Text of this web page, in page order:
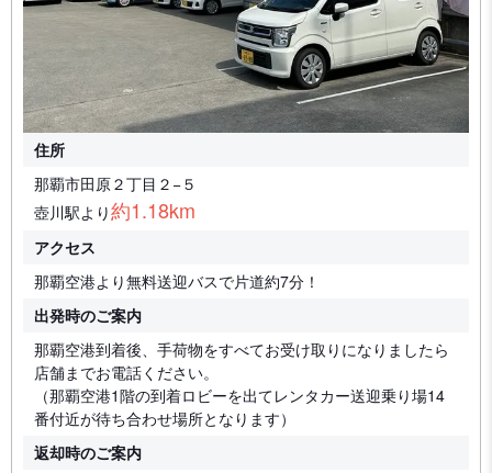
住所
那覇市田原２丁目２−５
壺川駅より約1.18km
アクセス
那覇空港より無料送迎バスで片道約7分！
出発時のご案内
那覇空港到着後、手荷物をすべてお受け取りになりましたら
店舗までお電話ください。
（那覇空港1階の到着ロビーを出てレンタカー送迎乗り場14
番付近が待ち合わせ場所となります）
返却時のご案内